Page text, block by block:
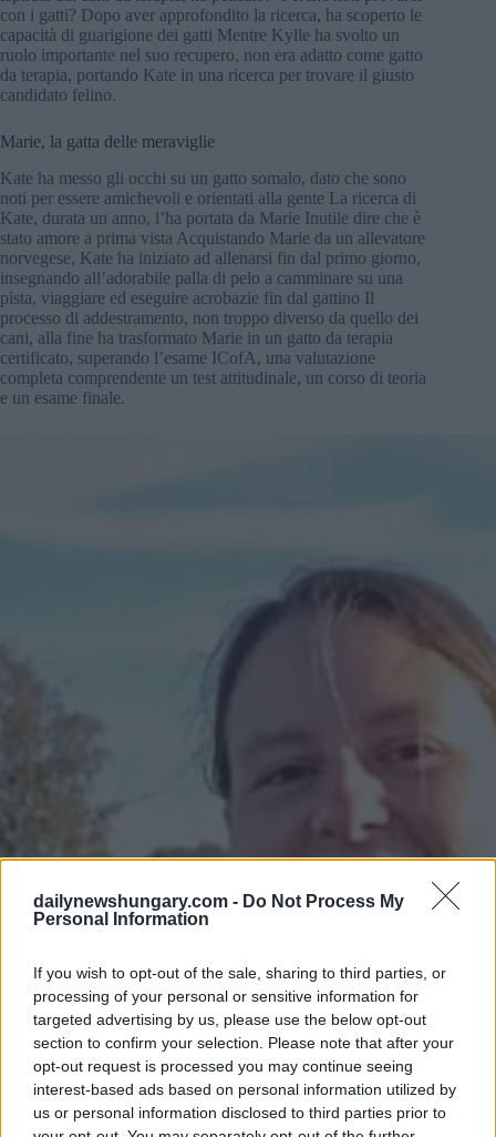
dailynewshungary.com - Do Not Process My
Personal Information
If you wish to opt-out of the sale, sharing to third parties, or
processing of your personal or sensitive information for
targeted advertising by us, please use the below opt-out
section to confirm your selection. Please note that after your
opt-out request is processed you may continue seeing
interest-based ads based on personal information utilized by
us or personal information disclosed to third parties prior to
con i gatti? Dopo aver approfondito la ricerca, ha scoperto le
capacità di guarigione dei gatti Mentre Kylle ha svolto un
ruolo importante nel suo recupero, non era adatto come gatto
da terapia, portando Kate in una ricerca per trovare il giusto
candidato felino.
Marie, la gatta delle meraviglie
Kate ha messo gli occhi su un gatto somalo, dato che sono
noti per essere amichevoli e orientati alla gente La ricerca di
Kate, durata un anno, l’ha portata da Marie Inutile dire che è
stato amore a prima vista Acquistando Marie da un allevatore
norvegese, Kate ha iniziato ad allenarsi fin dal primo giorno,
insegnando all’adorabile palla di pelo a camminare su una
pista, viaggiare ed eseguire acrobazie fin dal gattino Il
processo di addestramento, non troppo diverso da quello dei
cani, alla fine ha trasformato Marie in un gatto da terapia
certificato, superando l’esame ICofA, una valutazione
completa comprendente un test attitudinale, un corso di teoria
e un esame finale.